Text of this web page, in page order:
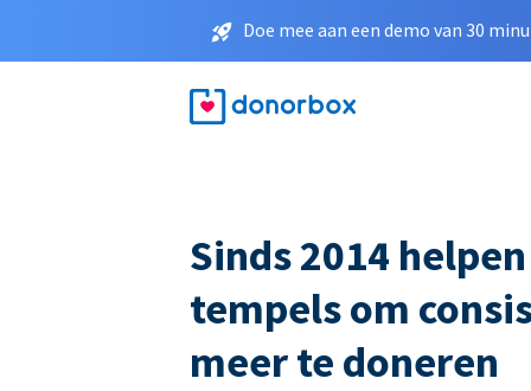
Doe mee aan een demo van 30
Sinds 2014
tempels om
meer te doneren